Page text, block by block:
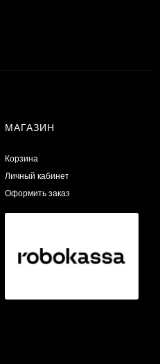
МАГАЗИН
Корзина
Личный кабинет
Оформить заказ